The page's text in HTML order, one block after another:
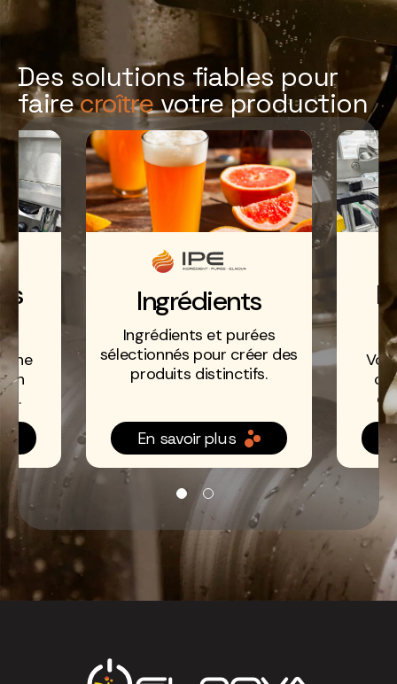
Des solutions fiables pour
fairecroîtrevotre production
une
Ingrédients
Ingrédients et purées
sélectionnés pour créer des
produits distinctifs.
En savoir plus